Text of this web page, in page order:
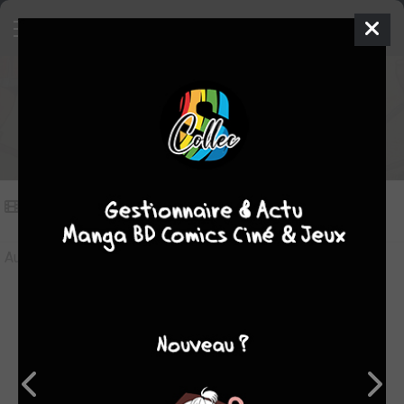
Vidéos sur Images d'Alix
(0)
Aucune vidéo pour le moment